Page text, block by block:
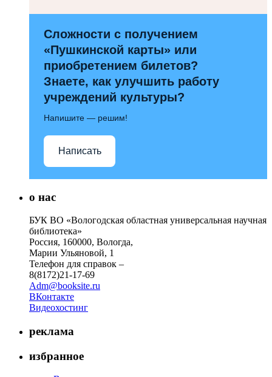
Сложности с получением
«Пушкинской карты» или
приобретением билетов?
Знаете, как улучшить работу
учреждений культуры?
Напишите — решим!
Написать
о нас
БУК ВО «Вологодская областная универсальная научная
библиотека»
Россия, 160000, Вологда,
Марии Ульяновой, 1
Телефон для справок –
8(8172)21-17-69
Adm@booksite.ru
ВКонтакте
Видеохостинг
реклама
избранное